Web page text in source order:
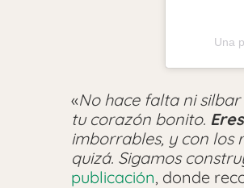
Una
«No hace falta ni
tu corazón bonito.
imborrables, y con los
quizá. Sigamos
publicación, donde